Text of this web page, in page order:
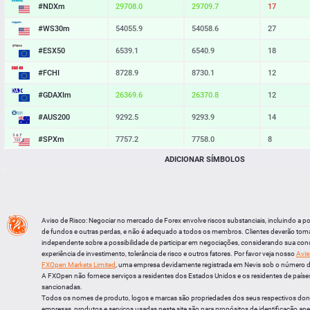
#NDXm 29707.5 29709.2 17
#WS30m 54055.9 54058.6 27
#ESX50 6539.1 6540.9 18
#FCHI 8728.9 8730.1 12
#GDAXIm 26369.6 26370.8 12
#AUS200 9292.5 9293.9 14
#SPXm 7757.2 7758.0 8
10905.4
LTCUSD 45.277 45.373 96
XRPUSD 1.02295 1.02455 160
ETHUSD 1917.444 1918.016 572
ADICIONAR SÍMBOLOS
Aviso de Risco: Negociar no mercado de Forex envolve riscos substanciais, incluindo a
de fundos e outras perdas, e não é adequado a todos os membros. Clientes deverão
independente sobre a possibilidade de participar em negociações, considerando sua
experiência de investimento, tolerância de risco e outros fatores. Por favor veja nosso
FXOpen Markets Limited , uma empresa devidamente registrada em Nevis sob o número
A FXOpen não fornece serviços a residentes dos Estados Unidos e os residentes de
sancionadas.
Todos os nomes de produto, logos e marcas são propriedades dos seus respectivos